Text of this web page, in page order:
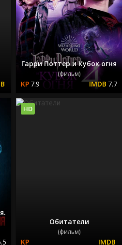
Гарри Поттер и Кубок огня
(фильм)
7.9 7.7
Обитатели
(фильм)
HD